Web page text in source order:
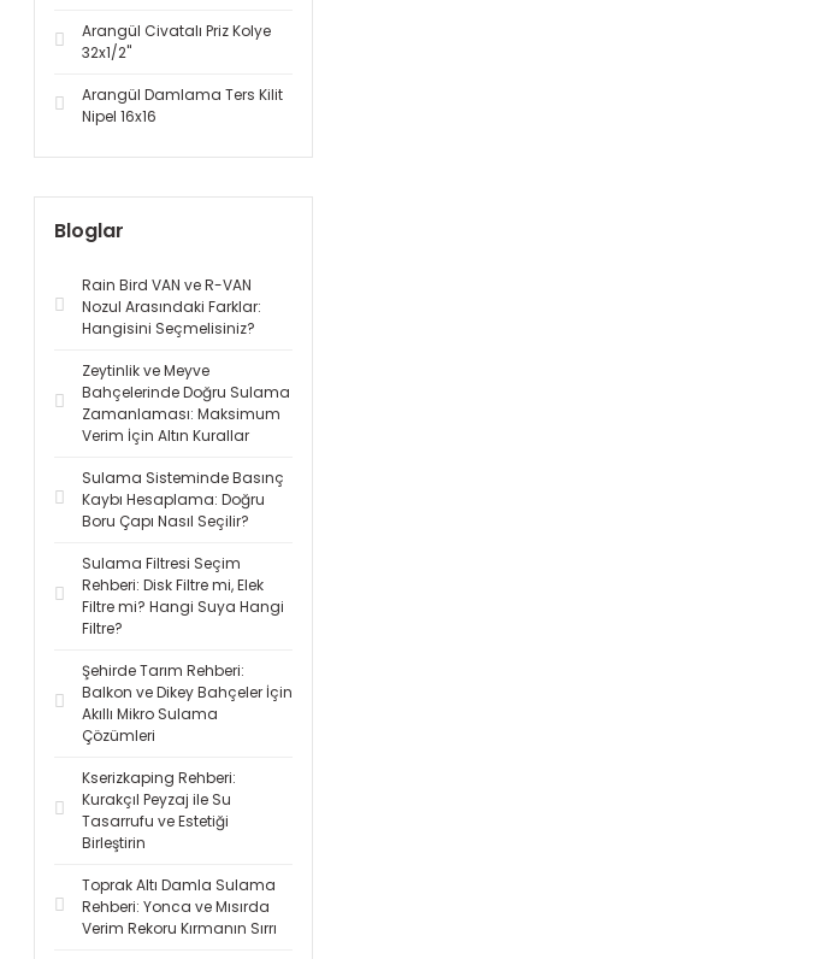
Arangül Civatalı Priz Kolye
32x1/2''
Arangül Damlama Ters Kilit
Nipel 16x16
Bloglar
Rain Bird VAN ve R-VAN
Nozul Arasındaki Farklar:
Hangisini Seçmelisiniz?
Zeytinlik ve Meyve
Bahçelerinde Doğru Sulama
Zamanlaması: Maksimum
Verim İçin Altın Kurallar
Sulama Sisteminde Basınç
Kaybı Hesaplama: Doğru
Boru Çapı Nasıl Seçilir?
Sulama Filtresi Seçim
Rehberi: Disk Filtre mi, Elek
Filtre mi? Hangi Suya Hangi
Filtre?
Şehirde Tarım Rehberi:
Balkon ve Dikey Bahçeler İçin
Akıllı Mikro Sulama
Çözümleri
Kserizkaping Rehberi:
Kurakçıl Peyzaj ile Su
Tasarrufu ve Estetiği
Birleştirin
Toprak Altı Damla Sulama
Rehberi: Yonca ve Mısırda
Verim Rekoru Kırmanın Sırrı